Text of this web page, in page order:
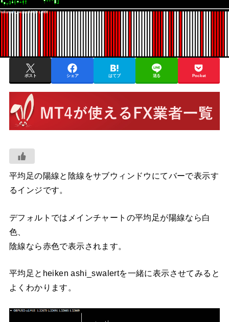
ポスト シェア はてブ 送る Pocket
平均足の陽線と陰線をサブウィンドウにてバーで表示す
るインジです。
デフォルトではメインチャートの平均足が陽線なら白
色、
陰線なら赤色で表示されます。
平均足とheiken ashi_swalertを一緒に表示させてみると
よくわかります。